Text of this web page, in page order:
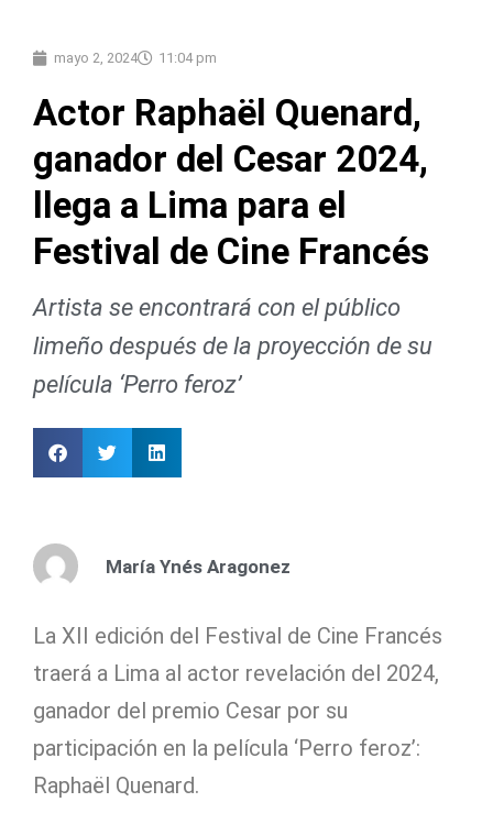
mayo 2, 2024 11:04 pm
Actor Raphaël Quenard,
ganador del Cesar 2024,
llega a Lima para el
Festival de Cine Francés
Artista se encontrará con el público
limeño después de la proyección de su
película ‘Perro feroz’
María Ynés Aragonez
La XII edición del Festival de Cine Francés
traerá a Lima al actor revelación del 2024,
ganador del premio Cesar por su
participación en la película ‘Perro feroz’:
Raphaël Quenard.